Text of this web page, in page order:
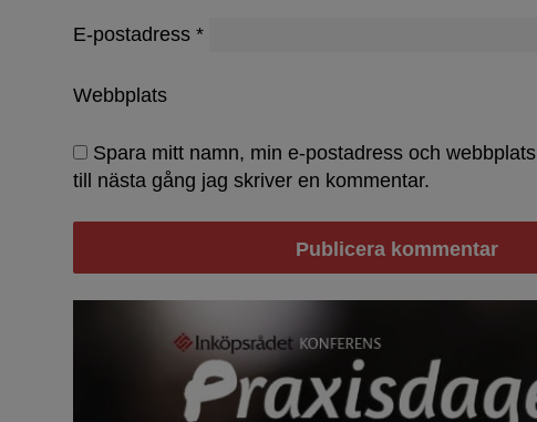
E-postadress *
Webbplats
Spara mitt namn, min e-postadress och
till nästa gång jag skriver en kommentar.